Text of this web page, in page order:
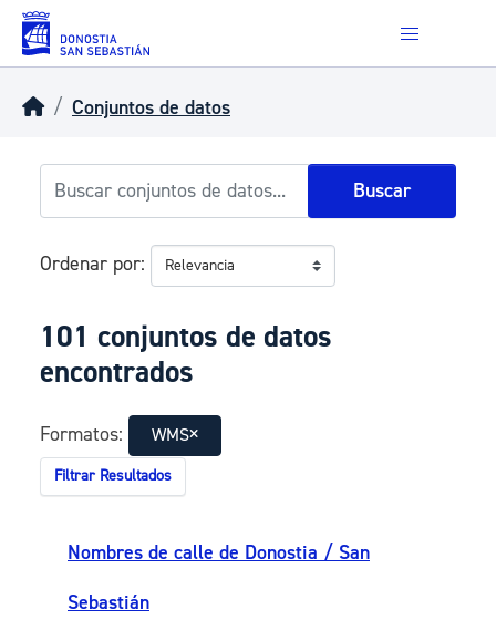
Skip to main content
Conjuntos de datos
Buscar
Ordenar por
101 conjuntos de datos
encontrados
Formatos: WMS
Filtrar Resultados
Nombres de calle de Donostia / San
Sebastián